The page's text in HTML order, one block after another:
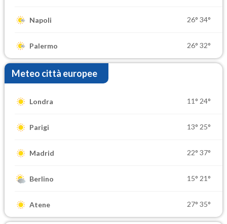
Napoli 26° 34°
Palermo 26° 32°
Meteo città europee
Londra 11° 24°
Parigi 13° 25°
Madrid 22° 37°
Berlino 15° 21°
Atene 27° 35°